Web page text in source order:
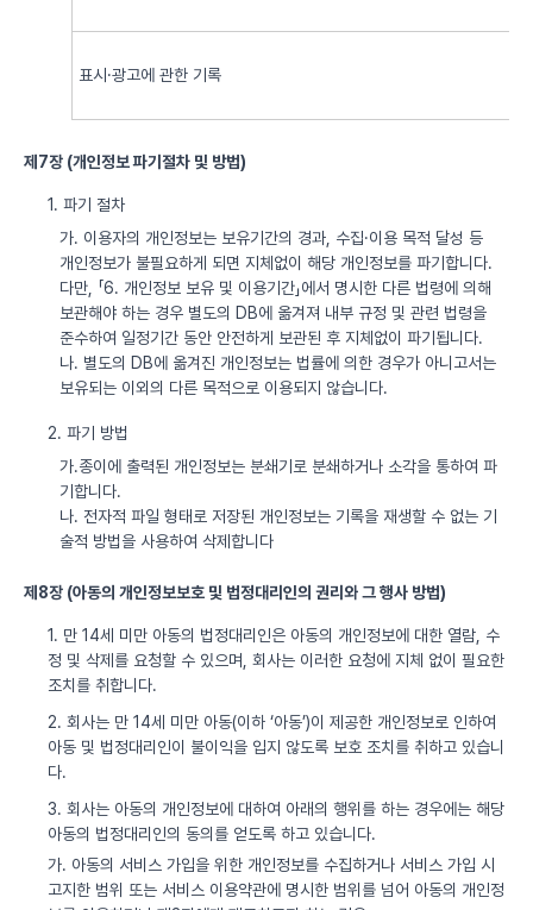
표시·광고에 관한 기록
제7장 (개인정보 파기절차 및 방법)
1. 파기 절차
가. 이용자의 개인정보는 보유기간의 경과, 수집·이용 목적 달성 등
개인정보가 불필요하게 되면 지체없이 해당 개인정보를 파기합니다.
다만, 「6. 개인정보 보유 및 이용기간」에서 명시한 다른 법령에 의해
보관해야 하는 경우 별도의 DB에 옮겨져 내부 규정 및 관련 법령을
준수하여 일정기간 동안 안전하게 보관된 후 지체없이 파기됩니다.
나. 별도의 DB에 옮겨진 개인정보는 법률에 의한 경우가 아니고서는
보유되는 이외의 다른 목적으로 이용되지 않습니다.
2. 파기 방법
가.종이에 출력된 개인정보는 분쇄기로 분쇄하거나 소각을 통하여 파
기합니다.
나. 전자적 파일 형태로 저장된 개인정보는 기록을 재생할 수 없는 기
술적 방법을 사용하여 삭제합니다
제8장 (아동의 개인정보보호 및 법정대리인의 권리와 그 행사 방법)
1. 만 14세 미만 아동의 법정대리인은 아동의 개인정보에 대한 열람, 수
정 및 삭제를 요청할 수 있으며, 회사는 이러한 요청에 지체 없이 필요한
조치를 취합니다.
2. 회사는 만 14세 미만 아동(이하 ‘아동’)이 제공한 개인정보로 인하여
아동 및 법정대리인이 불이익을 입지 않도록 보호 조치를 취하고 있습니
다.
3. 회사는 아동의 개인정보에 대하여 아래의 행위를 하는 경우에는 해당
아동의 법정대리인의 동의를 얻도록 하고 있습니다.
가. 아동의 서비스 가입을 위한 개인정보를 수집하거나 서비스 가입 시
고지한 범위 또는 서비스 이용약관에 명시한 범위를 넘어 아동의 개인정